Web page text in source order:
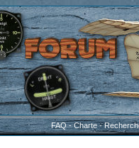
FAQ-Charte-